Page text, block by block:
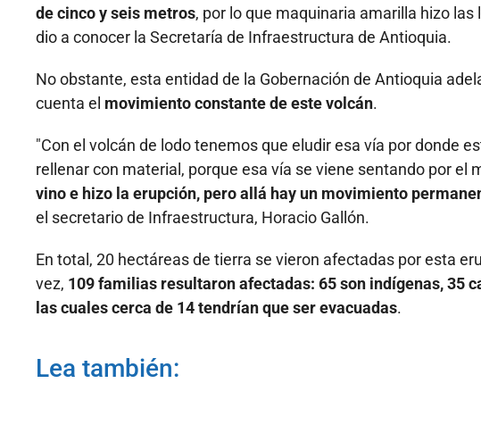
de cinco y seis metros, por lo que maquinaria amarilla hizo
dio a conocer la Secretaría de Infraestructura de Antioquia.
No obstante, esta entidad de la Gobernación de Antioquia
cuenta el movimiento constante de este volcán.
"Con el volcán de lodo tenemos que eludir esa vía por donde
rellenar con material, porque esa vía se viene sentando por el
vino e hizo la erupción, pero allá hay un movimiento
el secretario de Infraestructura, Horacio Gallón.
En total, 20 hectáreas de tierra se vieron afectadas por esta
vez, 109 familias resultaron afectadas: 65 son indígenas, 35
las cuales cerca de 14 tendrían que ser evacuadas.
Lea también: